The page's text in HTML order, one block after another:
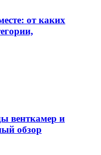
от каких
венткамер и
обзор